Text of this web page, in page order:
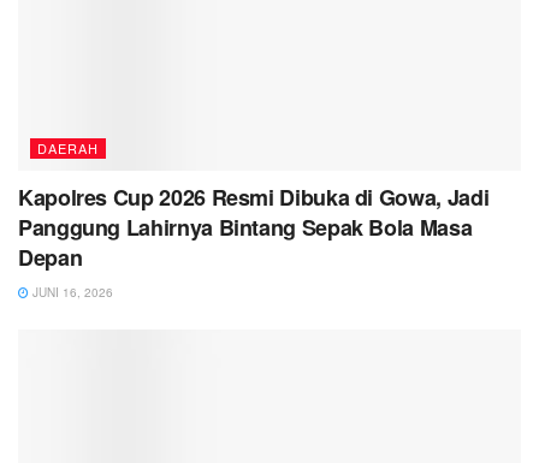
DAERAH
Kapolres Cup 2026 Resmi Dibuka di Gowa, Jadi
Panggung Lahirnya Bintang Sepak Bola Masa
Depan
JUNI 16, 2026